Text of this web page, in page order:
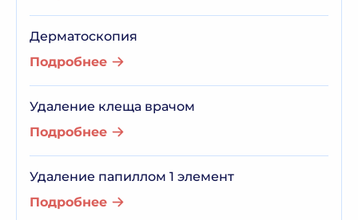
Дерматоскопия
Подробнее
Удаление клеща врачом
Подробнее
Удаление папиллом 1 элемент
Подробнее